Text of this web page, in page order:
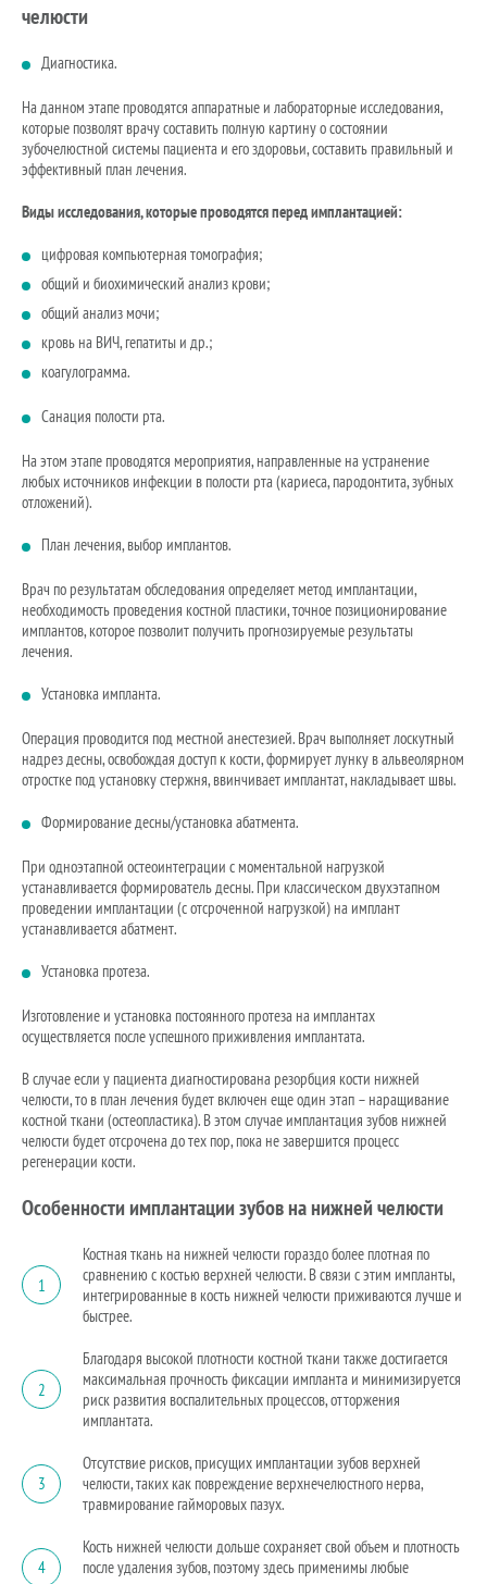
челюсти
Диагностика.
На данном этапе проводятся аппаратные и лабораторные исследования,
которые позволят врачу составить полную картину о состоянии
зубочелюстной системы пациента и его здоровьи, составить правильный и
эффективный план лечения.
Виды исследования, которые проводятся перед имплантацией:
цифровая компьютерная томография;
общий и биохимический анализ крови;
общий анализ мочи;
кровь на ВИЧ, гепатиты и др.;
коагулограмма.
Санация полости рта.
На этом этапе проводятся мероприятия, направленные на устранение
любых источников инфекции в полости рта (кариеса, пародонтита, зубных
отложений).
План лечения, выбор имплантов.
Врач по результатам обследования определяет метод имплантации,
необходимость проведения костной пластики, точное позиционирование
имплантов, которое позволит получить прогнозируемые результаты
лечения.
Установка импланта.
Операция проводится под местной анестезией. Врач выполняет лоскутный
надрез десны, освобождая доступ к кости, формирует лунку в альвеолярном
отростке под установку стержня, ввинчивает имплантат, накладывает швы.
Формирование десны/установка абатмента.
При одноэтапной остеоинтеграции с моментальной нагрузкой
устанавливается формирователь десны. При классическом двухэтапном
проведении имплантации (с отсроченной нагрузкой) на имплант
устанавливается абатмент.
Установка протеза.
Изготовление и установка постоянного протеза на имплантах
осуществляется после успешного приживления имплантата.
В случае если у пациента диагностирована резорбция кости нижней
челюсти, то в план лечения будет включен еще один этап – наращивание
костной ткани (остеопластика). В этом случае имплантация зубов нижней
челюсти будет отсрочена до тех пор, пока не завершится процесс
регенерации кости.
Особенности имплантации зубов на нижней челюсти
1
Костная ткань на нижней челюсти гораздо более плотная по
сравнению с костью верхней челюсти. В связи с этим импланты,
интегрированные в кость нижней челюсти приживаются лучше и
быстрее.
2
Благодаря высокой плотности костной ткани также достигается
максимальная прочность фиксации импланта и минимизируется
риск развития воспалительных процессов, отторжения
имплантата.
3
Отсутствие рисков, присущих имплантации зубов верхней
челюсти, таких как повреждение верхнечелюстного нерва,
травмирование гайморовых пазух.
4
Кость нижней челюсти дольше сохраняет свой объем и плотность
после удаления зубов, поэтому здесь применимы любые